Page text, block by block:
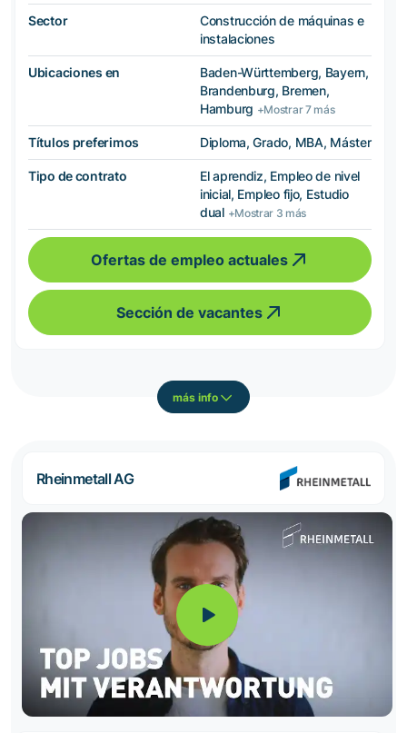
Sector
Construcción de máquinas e
instalaciones
Ubicaciones en
Baden-Württemberg, Bayern,
Brandenburg, Bremen,
Hamburg +Mostrar 7 más
Títulos preferimos Diploma, Grado, MBA, Máster
Tipo de contrato
El aprendiz, Empleo de nivel
inicial, Empleo fijo, Estudio
dual +Mostrar 3 más
Ofertas de empleo actuales
Sección de vacantes
más info
Rheinmetall AG